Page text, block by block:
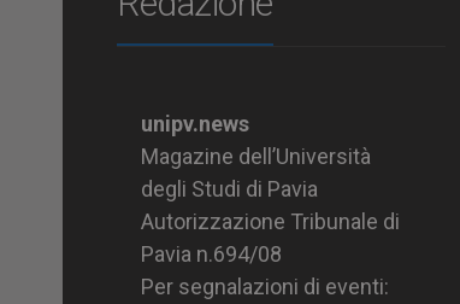
unipv.news
Magazine dell’Università
degli Studi di Pavia
Autorizzazione Tribunale di
Pavia n.694/08
Per segnalazioni di eventi: